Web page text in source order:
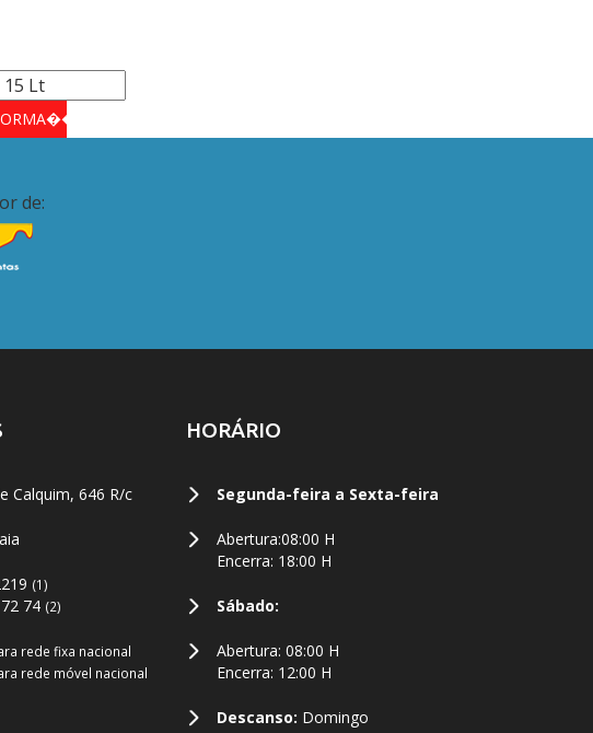
de:
Calquim, 646 R/c
(1)
74 (2)
rede fixa nacional
rede móvel nacional
HORÁRIO
Segunda-feira a Sexta-feira
Abertura:08:00 H
Encerra: 18:00 H
Sábado:
Abertura: 08:00 H
Encerra: 12:00 H
Descanso: Domingo